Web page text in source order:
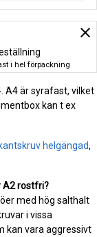
close
i hel förpackning
A4 är syrafast, vilket
kan t ex
helgängad,
A2 rostfri?
med hög salthalt
i vissa
kan vara aggressivt